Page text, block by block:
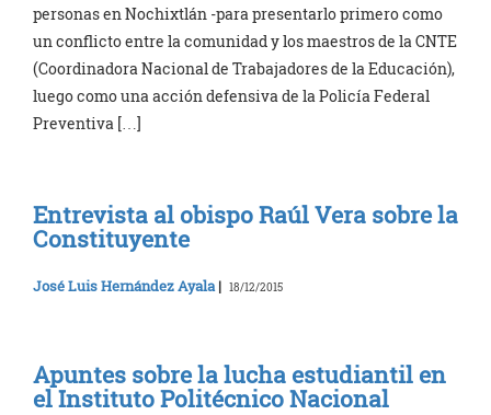
personas en Nochixtlán -para presentarlo primero como
un conflicto entre la comunidad y los maestros de la CNTE
(Coordinadora Nacional de Trabajadores de la Educación),
luego como una acción defensiva de la Policía Federal
Preventiva […]
Entrevista al obispo Raúl Vera sobre la
Constituyente
José Luis Hernández Ayala| 18/12/2015
Apuntes sobre la lucha estudiantil en
el Instituto Politécnico Nacional